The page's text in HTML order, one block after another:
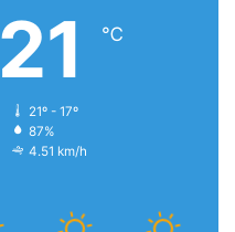
21 ℃
21º - 17º
87%
4.51 km/h